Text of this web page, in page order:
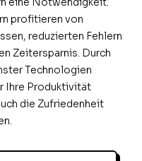
profitieren von
reduzierten Fehlern
Zeitersparnis. Durch
Technologien
Ihre Produktivität
die Zufriedenheit